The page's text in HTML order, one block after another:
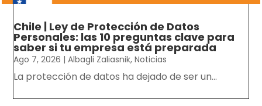
Chile | Ley de Protección de Datos
Personales: las 10 preguntas clave para
saber si tu empresa está preparada
Ago 7, 2026 |Albagli Zaliasnik,Noticias
La protección de datos ha dejado de ser un...